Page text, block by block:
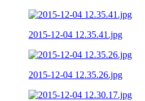
2015-12-04 12.35.41.jpg
2015-12-04 12.35.26.jpg